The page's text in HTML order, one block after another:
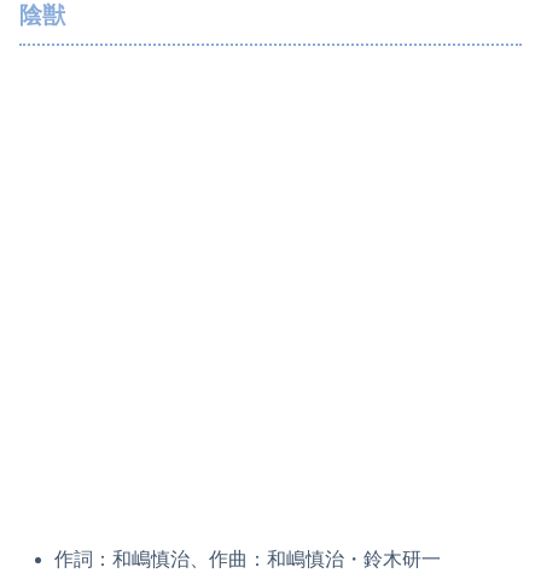
陰獣
作詞：和嶋慎治、作曲：和嶋慎治・鈴木研一